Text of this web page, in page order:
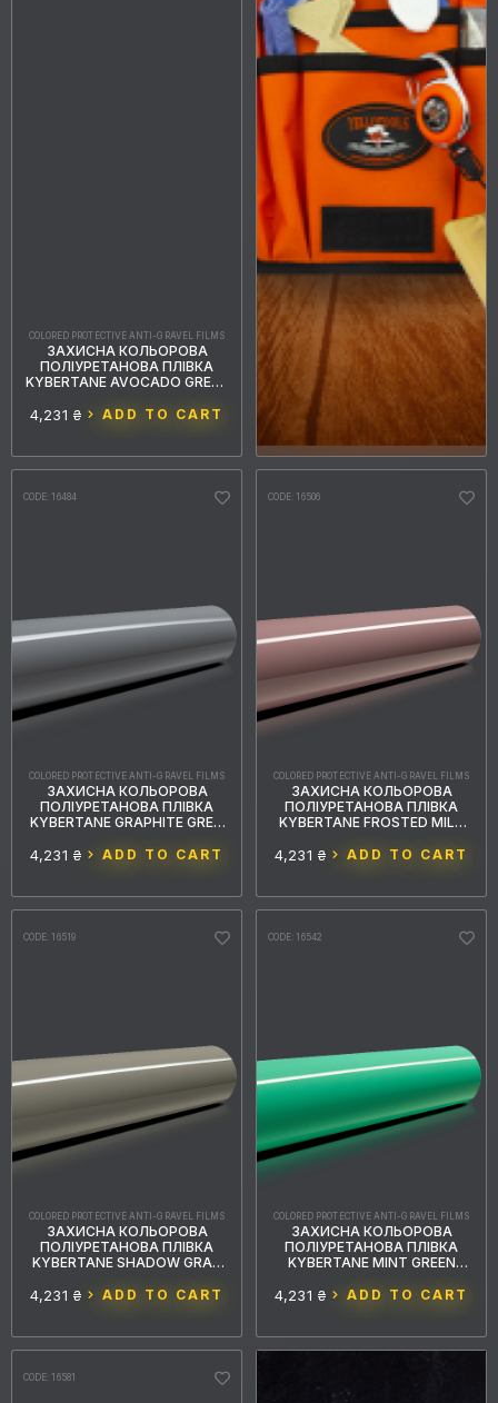
COLORED PROTECTIVE ANTI-GRAVEL FILMS
ЗАХИСНА КОЛЬОРОВА
ПОЛІУРЕТАНОВА ПЛІВКА
KYBERTANE AVOCADO GREEN
4,231 ₴ ADD TO CART
CODE: 16484
COLORED PROTECTIVE ANTI-GRAVEL FILMS
ЗАХИСНА КОЛЬОРОВА
ПОЛІУРЕТАНОВА ПЛІВКА
KYBERTANE GRAPHITE GREY
4,231 ₴ ADD TO CART
CODE: 16506
COLORED PROTECTIVE ANTI-GRAVEL FILMS
ЗАХИСНА КОЛЬОРОВА
ПОЛІУРЕТАНОВА ПЛІВКА
KYBERTANE FROSTED MILK
4,231 ₴ ADD TO CART
CODE: 16519
COLORED PROTECTIVE ANTI-GRAVEL FILMS
ЗАХИСНА КОЛЬОРОВА
ПОЛІУРЕТАНОВА ПЛІВКА
KYBERTANE SHADOW GRAY
4,231 ₴ ADD TO CART
CODE: 16542
COLORED PROTECTIVE ANTI-GRAVEL FILMS
ЗАХИСНА КОЛЬОРОВА
ПОЛІУРЕТАНОВА ПЛІВКА
KYBERTANE MINT GREEN
4,231 ₴ ADD TO CART
CODE: 16581